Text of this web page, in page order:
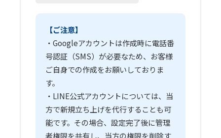
【ご注意】
・Googleアカウントは作成時に電話番
号認証（SMS）が必要なため、お客様
ご自身での作成をお願いしておりま
す。
・LINE公式アカウントについては、当
方で新規立ち上げを代行することも可
能です。その場合、設定完了後に管理
者権限を共有し、当方の権限を削除す